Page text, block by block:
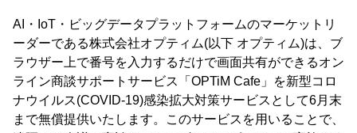
AI・IoT・ビッグデータプラットフォームのマーケットリ
ーダーである株式会社オプティム(以下 オプティム)は、ブ
ラウザー上で番号を入力するだけで画面共有ができるオン
ライン商談サポートサービス「OPTiM Cafe」を新型コロ
ナウイルス(COVID-19)感染拡大対策サービスとして6月末
まで無償提供いたします。このサービスを用いることで、